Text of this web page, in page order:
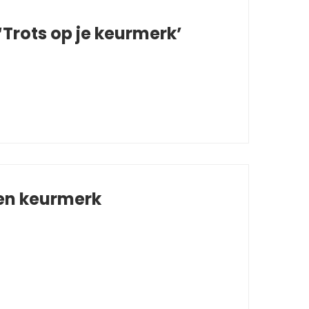
op je keurmerk’
keurmerk